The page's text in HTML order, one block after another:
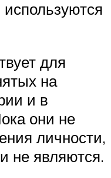
используются
для
на
и в
они не
личности,
не являются.